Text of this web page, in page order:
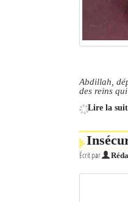
Abdillah,
des reins
Lire la
Écrit par